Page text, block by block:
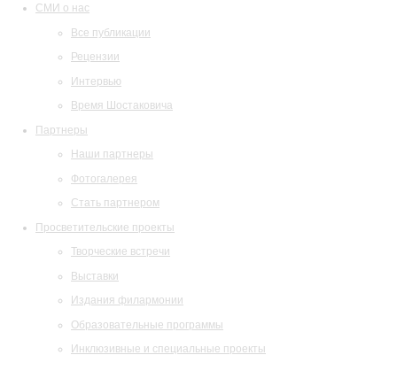
СМИ о нас
Все публикации
Рецензии
Интервью
Время Шостаковича
Партнеры
Наши партнеры
Фотогалерея
Стать партнером
Просветительские проекты
Творческие встречи
Выставки
Издания филармонии
Образовательные программы
Инклюзивные и специальные проекты